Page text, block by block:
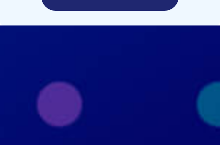
Политика конфиденциальности
+7 926 690 3130